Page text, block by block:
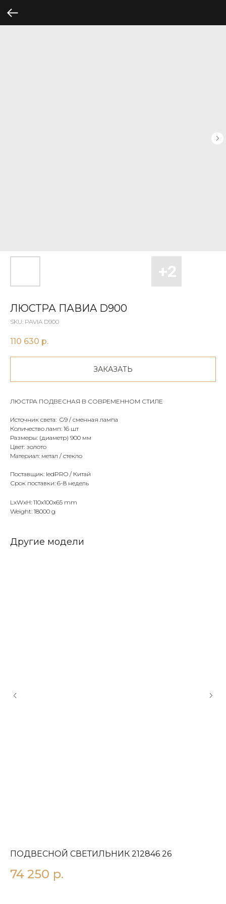
ЛЮСТРА ПАВИA D900
SKU: PAVIA D900
110 630 р.
ЗАКАЗАТЬ
ЛЮСТРА ПОДВЕСНАЯ В СОВРЕМЕННОМ СТИЛЕ
Источник света: G9 / сменная лампа
Количество ламп: 16 шт
Размеры: (диаметр) 900 мм
Цвет: золото
Материал: метал / стекло
Поставщик: ledPRO / Китай
Срок поставки: 6-8 недель
LxWxH: 110x100x65 mm
Weight: 18000 g
Другие модели
ПОДВЕСНОЙ СВЕТИЛЬНИК 212846 26
74 250 р.